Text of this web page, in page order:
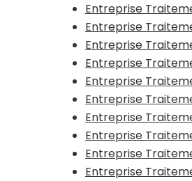
Entreprise
Entreprise
Entreprise
Entreprise
Entreprise
Entreprise
Entreprise
Entreprise
Entreprise
Entreprise